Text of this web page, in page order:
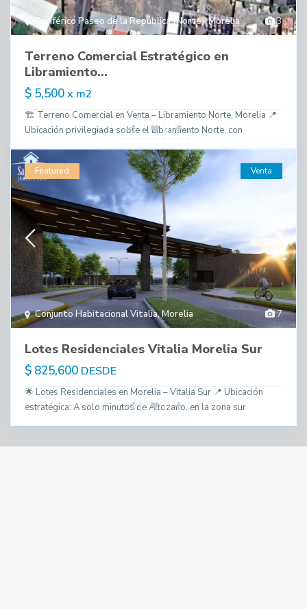
3
Periférico Paseo de la República (Norte),Morelia
Terreno Comercial Estratégico en
Libramiento...
$ 5,500x m2
🏗️ Terreno Comercial en Venta – Libramiento Norte, Morelia 📍
Ubicación privilegiada sobre el Libramiento Norte, con
7
Conjunto Habitacional Vitalia,Morelia
Featured Venta
Lotes Residenciales Vitalia Morelia Sur
$ 825,600 DESDE
🌟 Lotes Residenciales en Morelia – Vitalia Sur 📍 Ubicación
estratégica: A solo minutos de Altozano, en la zona sur